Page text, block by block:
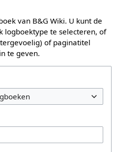
van B&G Wiki. U kunt de
logboektype te selecteren, of
of paginatitel
te geven.